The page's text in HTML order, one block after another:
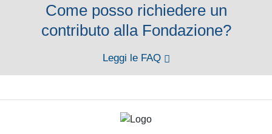
Come posso richiedere un
contributo alla Fondazione?
Leggi le FAQ